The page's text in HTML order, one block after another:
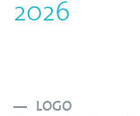
2026
LOGO